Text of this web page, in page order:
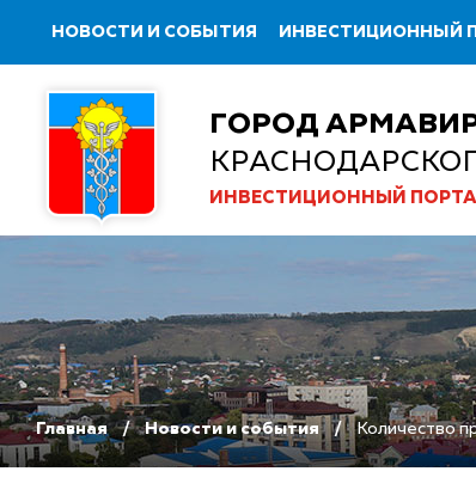
НОВОСТИ И СОБЫТИЯ ИНВЕСТИЦИОННЫЙ
ГОРОД
ИНВЕСТИЦИОННЫЙ
Главная Новости и события Количество